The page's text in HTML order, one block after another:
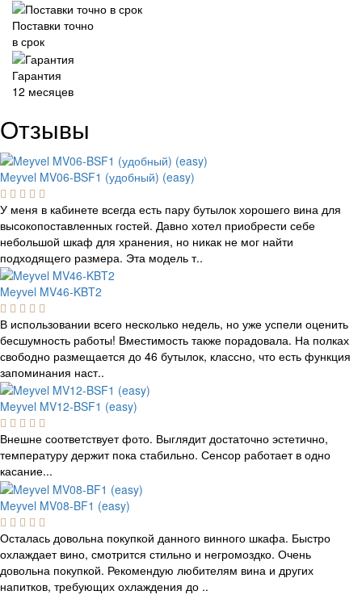
Поставки точно
в срок
Гарантия
12 месяцев
Отзывы
Meyvel MV06-BSF1 (удобный) (easy)
У меня в кабинете всегда есть пару бутылок хорошего вина для
высокопоставленных гостей. Давно хотел приобрести себе
небольшой шкаф для хранения, но никак не мог найти
подходящего размера. Эта модель т..
Meyvel MV46-KBT2
В использовании всего несколько недель, но уже успели оценить
бесшумность работы! Вместимость также порадовала. На полках
свободно размещается до 46 бутылок, классно, что есть функция
запоминания наст..
Meyvel MV12-BSF1 (easy)
Внешне соответствует фото. Выглядит достаточно эстетично,
температуру держит пока стабильно. Сенсор работает в одно
касание...
Meyvel MV08-BF1 (easy)
Осталась довольна покупкой данного винного шкафа. Быстро
охлаждает вино, смотрится стильно и негромоздко. Очень
довольна покупкой. Рекомендую любителям вина и других
напитков, требующих охлаждения до ..